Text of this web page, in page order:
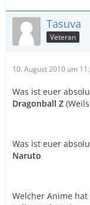
Tasuva
Veteran
10. August 2010 um
Was ist euer
Dragonball Z
Was ist euer
Naruto
Welcher Anime